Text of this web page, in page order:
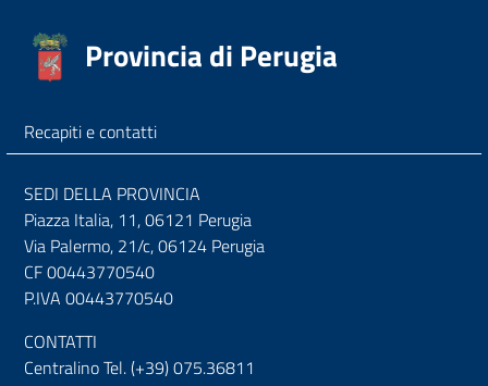
Provincia di Perugia
Recapiti e contatti
SEDI DELLA PROVINCIA
Piazza Italia, 11, 06121 Perugia
Via Palermo, 21/c, 06124 Perugia
CF 00443770540
P.IVA 00443770540
CONTATTI
Centralino Tel. (+39) 075.36811